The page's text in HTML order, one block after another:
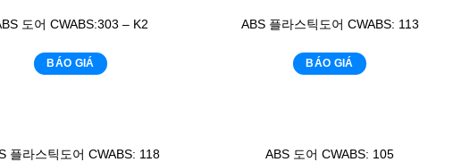
도어 CWABS:303 – K2
BÁO GIÁ
ABS 플라스틱도어 CWABS: 113
BÁO GIÁ
플라스틱도어 CWABS: 118 ABS 도어 CWABS: 105